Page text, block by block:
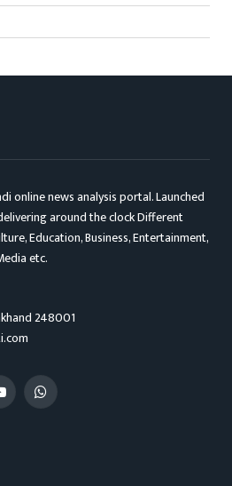
online news analysis portal. Launched
around the clock Different
Education, Business, Entertainment,
etc.
248001
WhatsApp